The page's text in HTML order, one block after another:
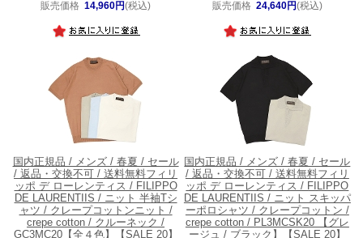
販売価格 14,960円(税込)
販売価格 24,640円(税込)
国内正規品 / メンズ / 春夏 / セール
/ 返品・交換不可 / 送料無料フィリ
ッポ デ ローレンティス / FILIPPO
DE LAURENTIIS / ニット 半袖Tシ
ャツ / クレープコットンニット /
crepe cotton / クルーネック /
GC3MC20【全４色】【SALE 20】
国内正規品 / メンズ / 春夏 / セール
/ 返品・交換不可 / 送料無料フィリ
ッポ デ ローレンティス / FILIPPO
DE LAURENTIIS / ニット スキッパ
ーポロシャツ / クレープコットン /
crepe cotton / PL3MCSK20 【グレ
ージュ / ブラック】【SALE 20】